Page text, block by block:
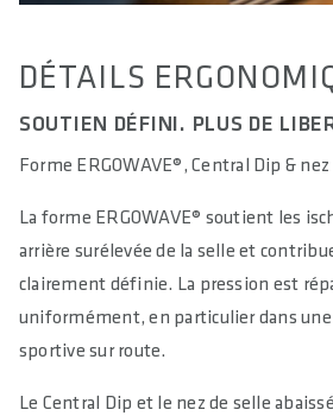
DÉTAILS
SOUTIEN DÉFINI. PLUS DE
Forme ERGOWAVE®, Central Dip &
La forme ERGOWAVE® soutient les
arrière surélevée de la selle et
clairement définie. La pression est
uniformément, en particulier dans
sportive sur route.
Le Central Dip et le nez de selle